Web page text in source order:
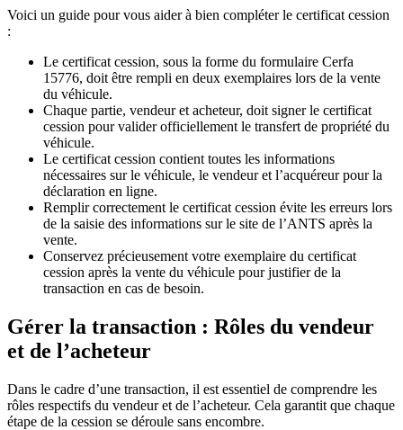
Voici un guide pour vous aider à bien compléter le certificat cession
:
Le certificat cession, sous la forme du formulaire Cerfa
15776, doit être rempli en deux exemplaires lors de la vente
du véhicule.
Chaque partie, vendeur et acheteur, doit signer le certificat
cession pour valider officiellement le transfert de propriété du
véhicule.
Le certificat cession contient toutes les informations
nécessaires sur le véhicule, le vendeur et l’acquéreur pour la
déclaration en ligne.
Remplir correctement le certificat cession évite les erreurs lors
de la saisie des informations sur le site de l’ANTS après la
vente.
Conservez précieusement votre exemplaire du certificat
cession après la vente du véhicule pour justifier de la
transaction en cas de besoin.
Gérer la transaction : Rôles du vendeur
et de l’acheteur
Dans le cadre d’une transaction, il est essentiel de comprendre les
rôles respectifs du vendeur et de l’acheteur. Cela garantit que chaque
étape de la cession se déroule sans encombre.